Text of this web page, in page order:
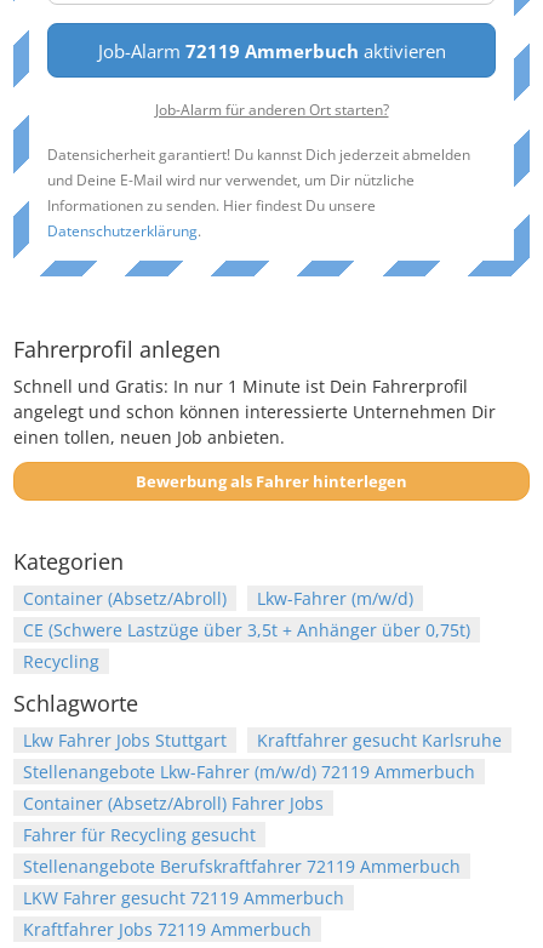
Job-Alarm 72119 Ammerbuch aktivieren
Job-Alarm für anderen Ort starten?
Datensicherheit garantiert! Du kannst Dich jederzeit abmelden
und Deine E-Mail wird nur verwendet, um Dir nützliche
Informationen zu senden. Hier findest Du unsere
Datenschutzerklärung.
Fahrerprofil anlegen
Schnell und Gratis: In nur 1 Minute ist Dein Fahrerprofil
angelegt und schon können interessierte Unternehmen Dir
einen tollen, neuen Job anbieten.
Bewerbung als Fahrer hinterlegen
Kategorien
Container (Absetz/Abroll)
Lkw-Fahrer (m/w/d)
CE (Schwere Lastzüge über 3,5t + Anhänger über 0,75t)
Recycling
Schlagworte
Lkw Fahrer Jobs Stuttgart
Kraftfahrer gesucht Karlsruhe
Stellenangebote Lkw-Fahrer (m/w/d) 72119 Ammerbuch
Container (Absetz/Abroll) Fahrer Jobs
Fahrer für Recycling gesucht
Stellenangebote Berufskraftfahrer 72119 Ammerbuch
LKW Fahrer gesucht 72119 Ammerbuch
Kraftfahrer Jobs 72119 Ammerbuch